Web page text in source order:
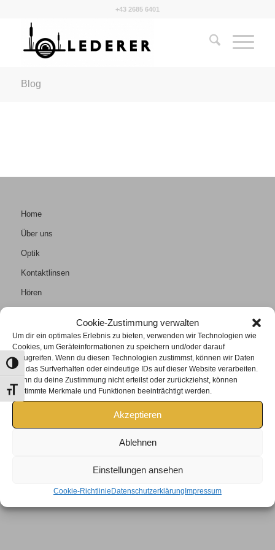
Cookie-Zustimmung verwalten
Um dir ein optimales Erlebnis zu bieten, verwenden wir Technologien wie
Cookies, um Geräteinformationen zu speichern und/oder darauf
zuzugreifen. Wenn du diesen Technologien zustimmst, können wir Daten
wie das Surfverhalten oder eindeutige IDs auf dieser Website verarbeiten.
Wenn du deine Zustimmung nicht erteilst oder zurückziehst, können
bestimmte Merkmale und Funktionen beeinträchtigt werden.
Akzeptieren
Ablehnen
Einstellungen ansehen
Cookie-Richtlinie Datenschutzerklärung Impressum
Umschalten auf hohe Kontraste
Schrift vergrößern
+43 2685 6401
Blog
Home
Über uns
Optik
Kontaktlinsen
Hören
KONTAKT
Tel +43 2685/6401
und 15:00 – 17:00 Uhr